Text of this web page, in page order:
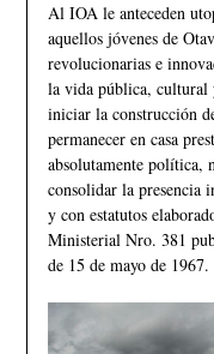
Al IOA le anteceden
aquellos jóvenes de
revolucionarias e
la vida pública,
iniciar la construcción
permanecer en casa
absolutamente política,
consolidar la presencia
y con estatutos
Ministerial Nro. 381
de 15 de mayo de 1967.